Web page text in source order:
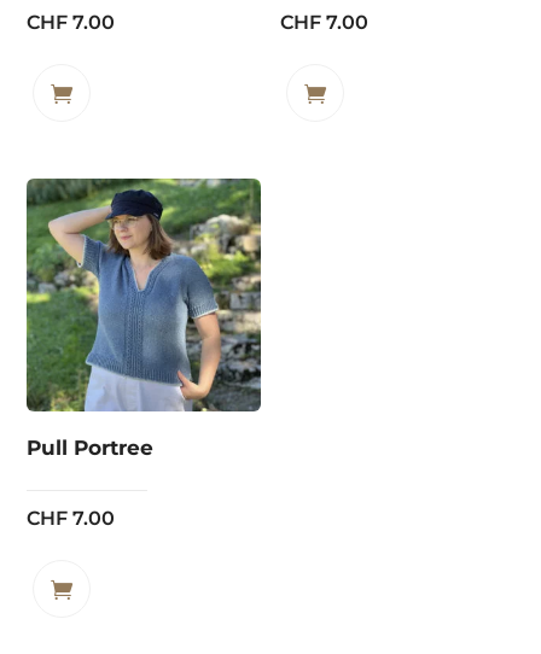
CHF 7.00 CHF 7.00
Pull Portree
CHF 7.00